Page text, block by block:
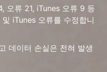
오류 21, iTunes 오류 9 등
iTunes 오류를 수정합니
데이터 손실은 전혀 발생